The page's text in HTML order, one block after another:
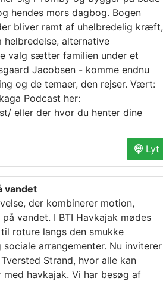
hendes mors dagbog. Bogen
bliver ramt af uhelbredelig kræft,
alternative
valg sætter familien under et
Jacobsen - komme endnu
og de temaer, den rejser. Vært:
Podcast her:
eller der hvor du henter dine
Lyt
vandet
der kombinerer motion,
vandet. I BTI Havkajak mødes
roture langs den smukke
arrangementer. Nu inviterer
Strand, hvor alle kan
havkajak. Vi har besøg af